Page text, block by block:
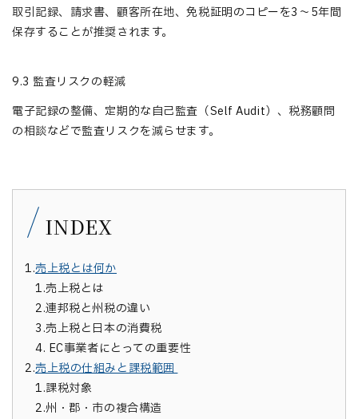
取引記録、請求書、顧客所在地、免税証明のコピーを3〜5年間
保存することが推奨されます。
9.3 監査リスクの軽減
電子記録の整備、定期的な自己監査（Self Audit）、税務顧問
の相談などで監査リスクを減らせます。
INDEX
1.売上税とは何か
1.売上税とは
2.連邦税と州税の違い
3.売上税と日本の消費税
4. EC事業者にとっての重要性
2.売上税の仕組みと課税範囲
1.課税対象
2.州・郡・市の複合構造